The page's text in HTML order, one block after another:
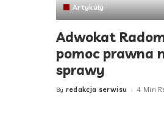
Artykuły
Adwokat
pomoc prawna
sprawy
Posted
By redakcja serwisu 4 Min